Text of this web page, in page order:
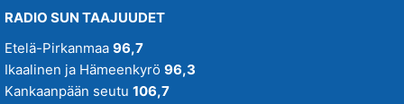
RADIO SUN TAAJUUDET
Etelä-Pirkanmaa 96,7
Ikaalinen ja Hämeenkyrö 96,3
Kankaanpään seutu 106,7